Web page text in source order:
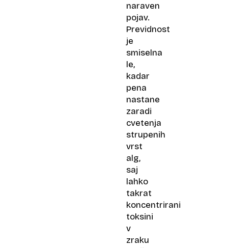
naraven
pojav.
Previdnost
je
smiselna
le,
kadar
pena
nastane
zaradi
cvetenja
strupenih
vrst
alg,
saj
lahko
takrat
koncentrirani
toksini
v
zraku